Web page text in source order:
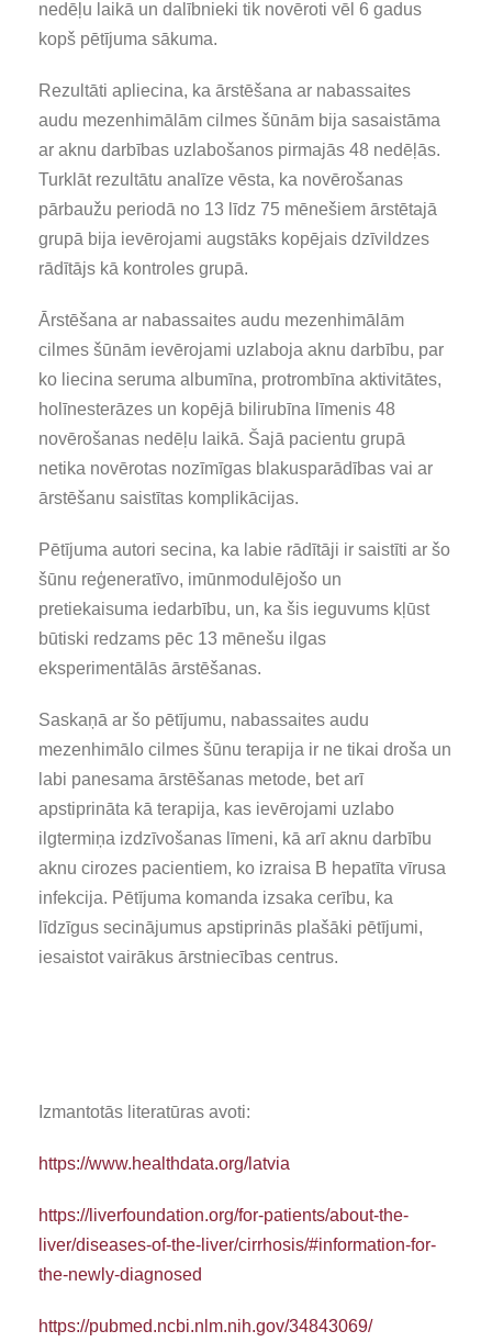
nedēļu laikā un dalībnieki tik novēroti vēl 6 gadus
kopš pētījuma sākuma.
Rezultāti apliecina, ka ārstēšana ar nabassaites
audu mezenhimālām cilmes šūnām bija sasaistāma
ar aknu darbības uzlabošanos pirmajās 48 nedēļās.
Turklāt rezultātu analīze vēsta, ka novērošanas
pārbaužu periodā no 13 līdz 75 mēnešiem ārstētajā
grupā bija ievērojami augstāks kopējais dzīvildzes
rādītājs kā kontroles grupā.
Ārstēšana ar nabassaites audu mezenhimālām
cilmes šūnām ievērojami uzlaboja aknu darbību, par
ko liecina seruma albumīna, protrombīna aktivitātes,
holīnesterāzes un kopējā bilirubīna līmenis 48
novērošanas nedēļu laikā. Šajā pacientu grupā
netika novērotas nozīmīgas blakusparādības vai ar
ārstēšanu saistītas komplikācijas.
Pētījuma autori secina, ka labie rādītāji ir saistīti ar šo
šūnu reģeneratīvo, imūnmodulējošo un
pretiekaisuma iedarbību, un, ka šis ieguvums kļūst
būtiski redzams pēc 13 mēnešu ilgas
eksperimentālās ārstēšanas.
Saskaņā ar šo pētījumu, nabassaites audu
mezenhimālo cilmes šūnu terapija ir ne tikai droša un
labi panesama ārstēšanas metode, bet arī
apstiprināta kā terapija, kas ievērojami uzlabo
ilgtermiņa izdzīvošanas līmeni, kā arī aknu darbību
aknu cirozes pacientiem, ko izraisa B hepatīta vīrusa
infekcija. Pētījuma komanda izsaka cerību, ka
līdzīgus secinājumus apstiprinās plašāki pētījumi,
iesaistot vairākus ārstniecības centrus.
Izmantotās literatūras avoti:
https://www.healthdata.org/latvia
https://liverfoundation.org/for-patients/about-the-
liver/diseases-of-the-liver/cirrhosis/#information-for-
the-newly-diagnosed
https://pubmed.ncbi.nlm.nih.gov/34843069/